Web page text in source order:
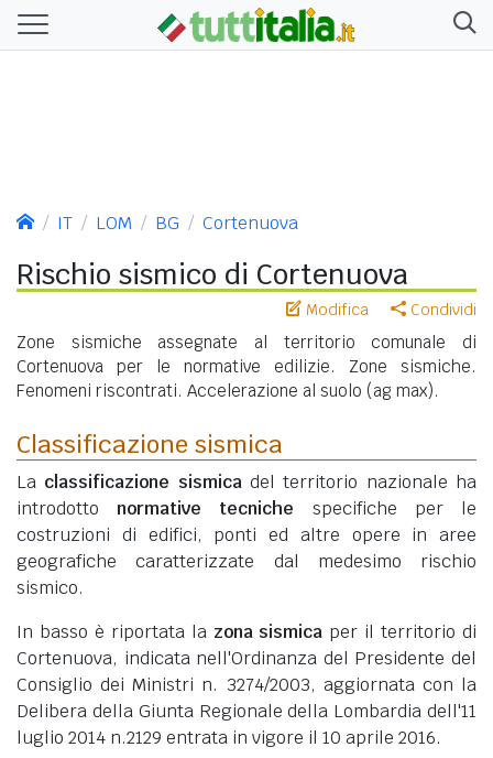
IT LOM BG Cortenuova
Rischio sismico di Cortenuova
Modifica Condividi
Zone sismiche assegnate al territorio comunale di
Cortenuova per le normative edilizie. Zone sismiche.
Fenomeni riscontrati. Accelerazione al suolo (ag max).
Classificazione sismica
La classificazione sismicadel territorio nazionale ha
introdotto normative tecniche specifiche per le
costruzioni di edifici, ponti ed altre opere in aree
geografiche caratterizzate dal medesimo rischio
sismico.
In basso è riportata la zona sismica per il territorio di
Cortenuova, indicata nell'Ordinanza del Presidente del
Consiglio dei Ministri n. 3274/2003, aggiornata con la
Delibera della Giunta Regionale della Lombardia dell'11
luglio 2014 n.2129 entrata in vigore il 10 aprile 2016.